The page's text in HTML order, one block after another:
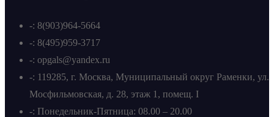
-: 8(903)964-5664
-: 8(495)959-3717
-: opgals@yandex.ru
-: 119285, г. Москва, Муниципальный округ Раменки, ул.
Мосфильмовская, д. 28, этаж 1, помещ. I
-: Понедельник-Пятница: 08.00 – 20.00